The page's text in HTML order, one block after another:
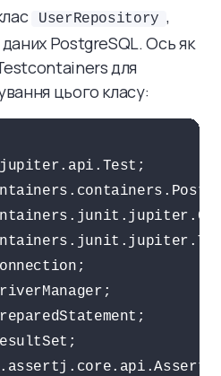
UserRepository ,
PostgreSQL. Ось як
для
цього класу: